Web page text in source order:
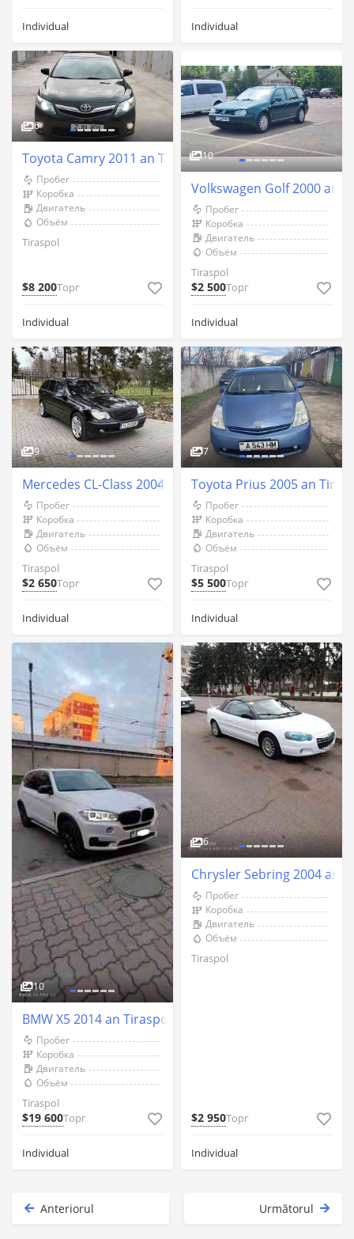
Individual Individual
6
Toyota Camry 2011 an Tiraspol
Пробег
Коробка
Двигатель
Объём
Tiraspol
$8 200Торг
Individual
10
Volkswagen Golf 2000 an
Пробег
Коробка
Двигатель
Объём
Tiraspol
$2 500Торг
Individual
9
Mercedes CL-Class 2004 an Tiraspol
Пробег
Коробка
Двигатель
Объём
Tiraspol
$2 650Торг
Individual
7
Toyota Prius 2005 an
Пробег
Коробка
Двигатель
Объём
Tiraspol
$5 500Торг
Individual
10
BMW X5 2014 an Tiraspol
Пробег
Коробка
Двигатель
Объём
Tiraspol
$19 600Торг
Individual
6
Chrysler Sebring 2004 an
Пробег
Коробка
Двигатель
Объём
Tiraspol
$2 950Торг
Individual
Anteriorul Următorul